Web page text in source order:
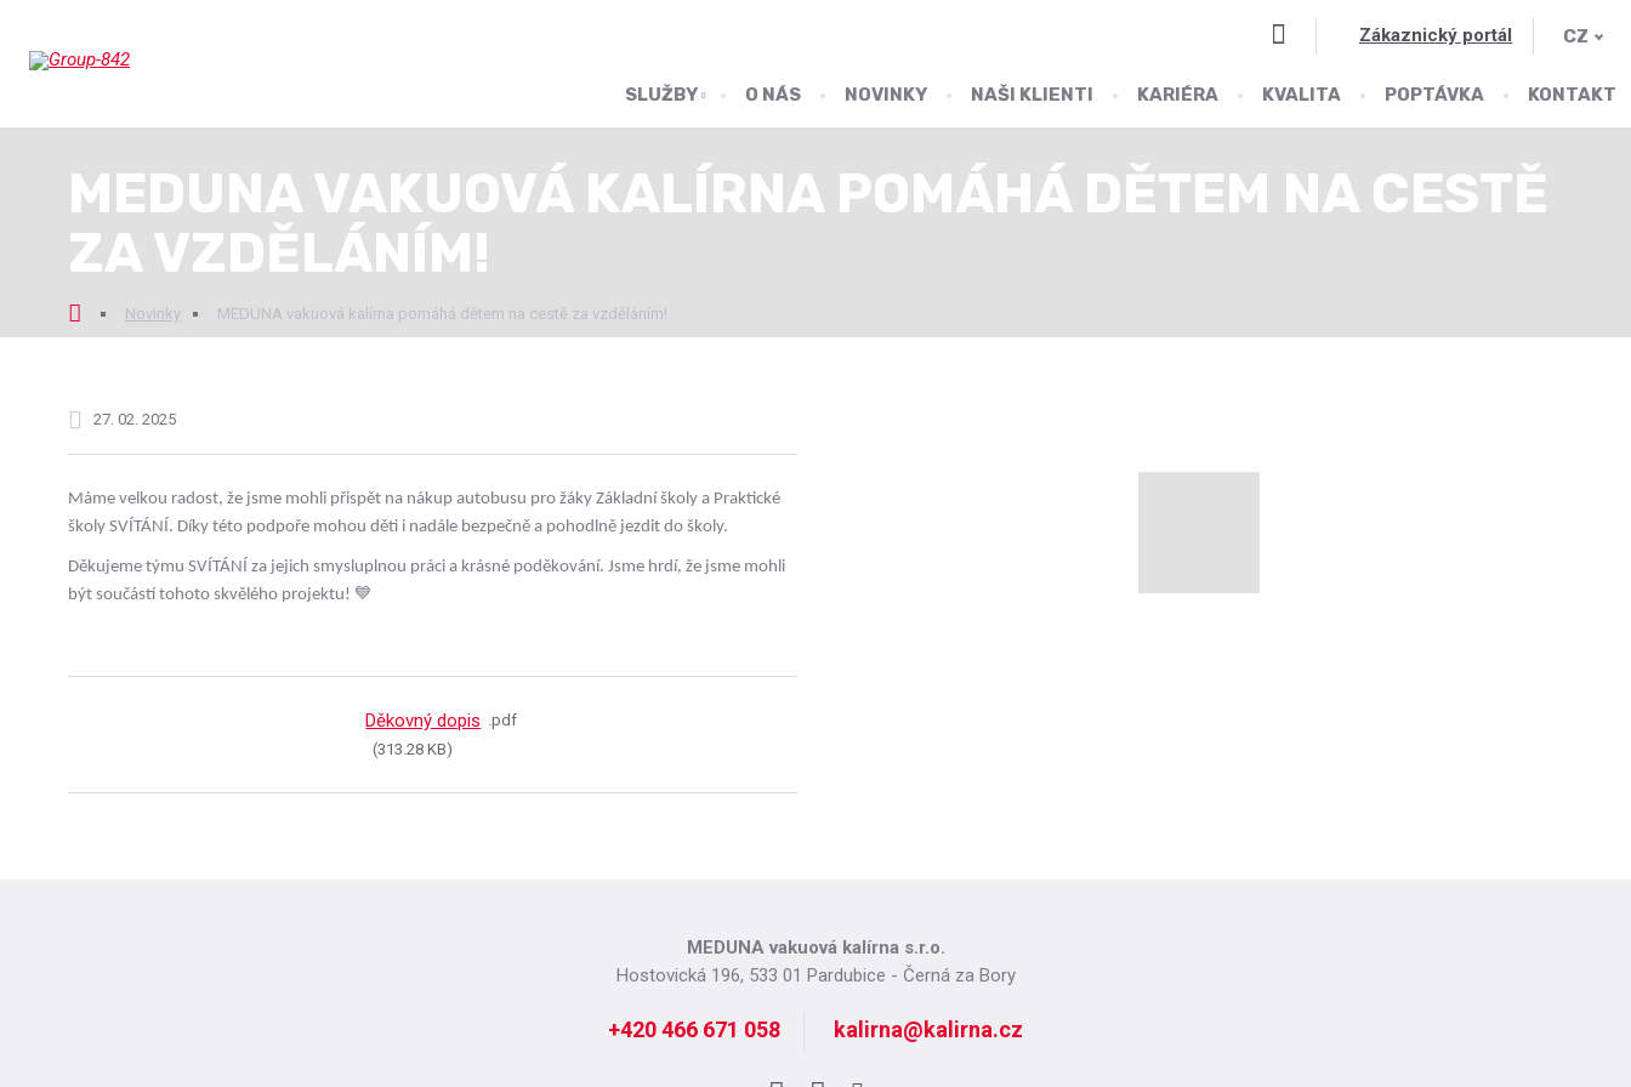
SLUŽBY O NÁS NOVINKY NAŠI KLIENTI KARIÉRA KVALITA POPTÁVKA KONTAKT
VyhledáváníZákaznický portál CZ
MEDUNA VAKUOVÁ KALÍRNA POMÁHÁ DĚTEM NA CESTĚ
ZA VZDĚLÁNÍM!
Novinky MEDUNA vakuová kalírna pomáhá dětem na cestě za vzděláním!
27. 02. 2025
Máme velkou radost, že jsme mohli přispět na nákup autobusu pro žáky Základní školy a Praktické
školy SVÍTÁNÍ. Díky této podpoře mohou děti i nadále bezpečně a pohodlně jezdit do školy.
Děkujeme týmu SVÍTÁNÍ za jejich smysluplnou práci a krásné poděkování. Jsme hrdí, že jsme mohli
být součástí tohoto skvělého projektu! 💙
Děkovný dopis
pdf
313.28 KB
MEDUNA vakuová kalírna s.r.o.
Hostovická 196, 533 01 Pardubice - Černá za Bory
+420 466 671 058 kalirna@kalirna.cz